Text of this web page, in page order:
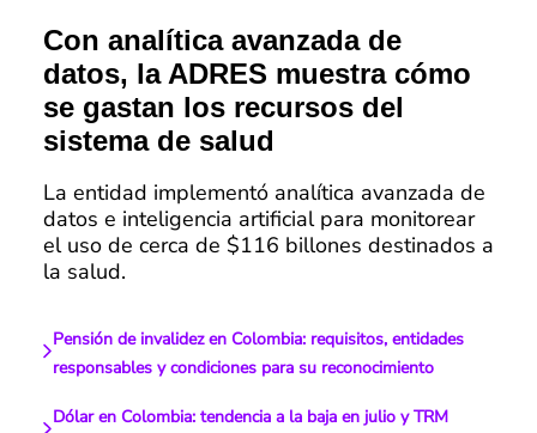
Con analítica avanzada de
datos, la ADRES muestra cómo
se gastan los recursos del
sistema de salud
La entidad implementó analítica avanzada de
datos e inteligencia artificial para monitorear
el uso de cerca de $116 billones destinados a
la salud.
Pensión de invalidez en Colombia: requisitos, entidades
responsables y condiciones para su reconocimiento
Dólar en Colombia: tendencia a la baja en julio y TRM